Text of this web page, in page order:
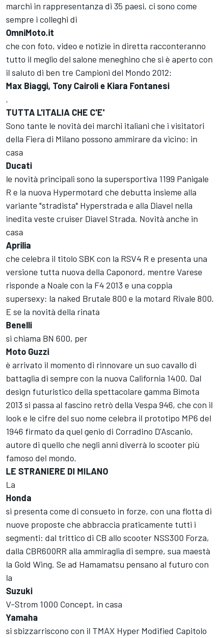
marchi in rappresentanza di 35 paesi, ci sono come
sempre i colleghi di
OmniMoto.it
che con foto, video e notizie in diretta racconteranno
tutto il meglio del salone meneghino che si è aperto con
il saluto di ben tre Campioni del Mondo 2012:
Max Biaggi, Tony Cairoli e Kiara Fontanesi
.
TUTTA L'ITALIA CHE C'E'
Sono tante le novità dei marchi italiani che i visitatori
della Fiera di Milano possono ammirare da vicino: in
casa
Ducati
le novità principali sono la supersportiva 1199 Panigale
R e la nuova Hypermotard che debutta insieme alla
variante "stradista" Hyperstrada e alla Diavel nella
inedita veste cruiser Diavel Strada. Novità anche in
casa
Aprilia
che celebra il titolo SBK con la RSV4 R e presenta una
versione tutta nuova della Caponord, mentre Varese
risponde a Noale con la F4 2013 e una coppia
supersexy: la naked Brutale 800 e la motard Rivale 800.
E se la novità della rinata
Benelli
si chiama BN 600, per
Moto Guzzi
è arrivato il momento di rinnovare un suo cavallo di
battaglia di sempre con la nuova California 1400. Dal
design futuristico della spettacolare gamma Bimota
2013 si passa al fascino retrò della Vespa 946, che con il
look e le cifre del suo nome celebra il prototipo MP6 del
1946 firmato da quel genio di Corradino D'Ascanio,
autore di quello che negli anni diverrà lo scooter più
famoso del mondo.
LE STRANIERE DI MILANO
La
Honda
si presenta come di consueto in forze, con una flotta di
nuove proposte che abbraccia praticamente tutti i
segmenti: dal trittico di CB allo scooter NSS300 Forza,
dalla CBR600RR alla ammiraglia di sempre, sua maestà
la Gold Wing. Se ad Hamamatsu pensano al futuro con
la
Suzuki
V-Strom 1000 Concept, in casa
Yamaha
si sbizzarriscono con il TMAX Hyper Modified Capitolo